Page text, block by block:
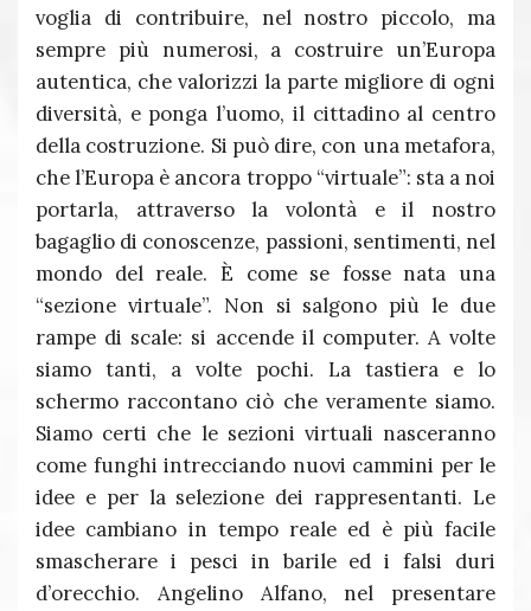
voglia di contribuire, nel nostro piccolo, ma
sempre più numerosi, a costruire un’Europa
autentica, che valorizzi la parte migliore di ogni
diversità, e ponga l’uomo, il cittadino al centro
della costruzione. Si può dire, con una metafora,
che l’Europa è ancora troppo “virtuale”: sta a noi
portarla, attraverso la volontà e il nostro
bagaglio di conoscenze, passioni, sentimenti, nel
mondo del reale. È come se fosse nata una
“sezione virtuale”. Non si salgono più le due
rampe di scale: si accende il computer. A volte
siamo tanti, a volte pochi. La tastiera e lo
schermo raccontano ciò che veramente siamo.
Siamo certi che le sezioni virtuali nasceranno
come funghi intrecciando nuovi cammini per le
idee e per la selezione dei rappresentanti. Le
idee cambiano in tempo reale ed è più facile
smascherare i pesci in barile ed i falsi duri
d’orecchio. Angelino Alfano, nel presentare